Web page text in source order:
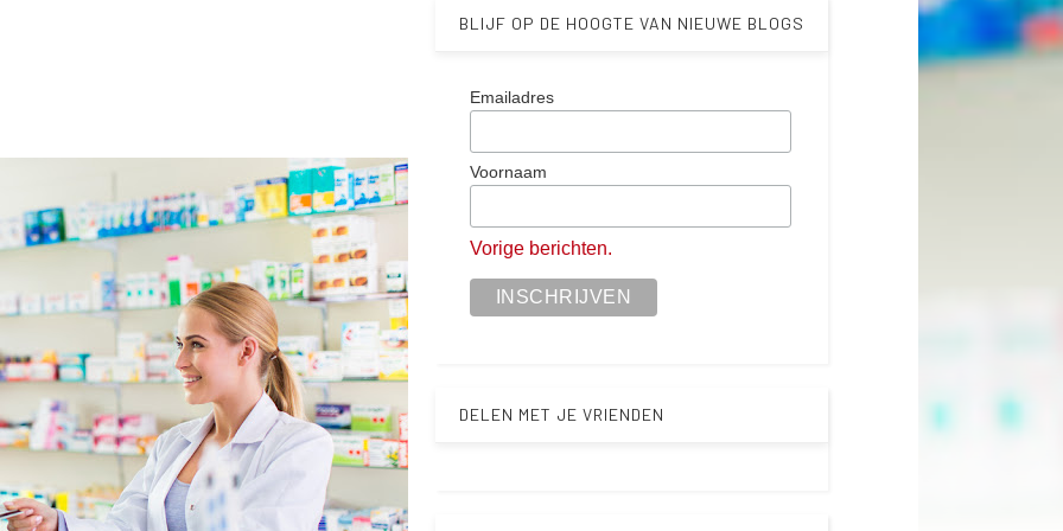
BLIJF OP DE HOOGTE VAN NIEUWE BLOGS
Emailadres
Voornaam
Vorige berichten.
DELEN MET JE VRIENDEN